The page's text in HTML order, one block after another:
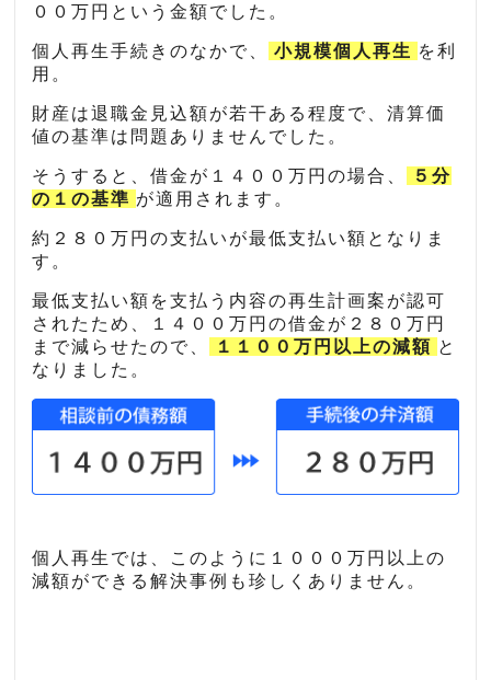
００万円という金額でした。
個人再生手続きのなかで、 小規模個人再生 を利
用。
財産は退職金見込額が若干ある程度で、清算価
値の基準は問題ありませんでした。
そうすると、借金が１４００万円の場合、
５分
の１の基準 が適用されます。
約２８０万円の支払いが最低支払い額となりま
す。
最低支払い額を支払う内容の再生計画案が認可
されたため、１４００万円の借金が２８０万円
まで減らせたので、
１１００万円以上の減額 と
なりました。
個人再生では、このように１０００万円以上の
減額ができる解決事例も珍しくありません。